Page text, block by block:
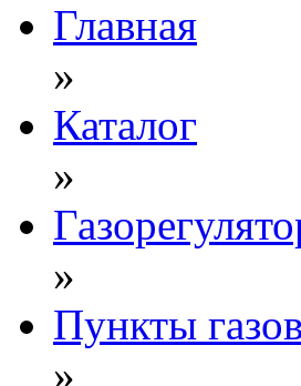
Главная
»
Каталог
»
»
Пункты
»